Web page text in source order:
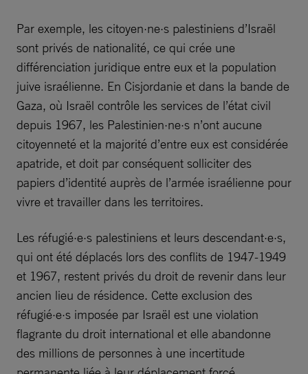
Par exemple, les citoyen·ne·s palestiniens d’Israël
sont privés de nationalité, ce qui crée une
différenciation juridique entre eux et la population
juive israélienne. En Cisjordanie et dans la bande de
Gaza, où Israël contrôle les services de l’état civil
depuis 1967, les Palestinien·ne·s n’ont aucune
citoyenneté et la majorité d’entre eux est considérée
apatride, et doit par conséquent solliciter des
papiers d’identité auprès de l’armée israélienne pour
vivre et travailler dans les territoires.
Les réfugié·e·s palestiniens et leurs descendant·e·s,
qui ont été déplacés lors des conflits de 1947-1949
et 1967, restent privés du droit de revenir dans leur
ancien lieu de résidence. Cette exclusion des
réfugié·e·s imposée par Israël est une violation
flagrante du droit international et elle abandonne
des millions de personnes à une incertitude